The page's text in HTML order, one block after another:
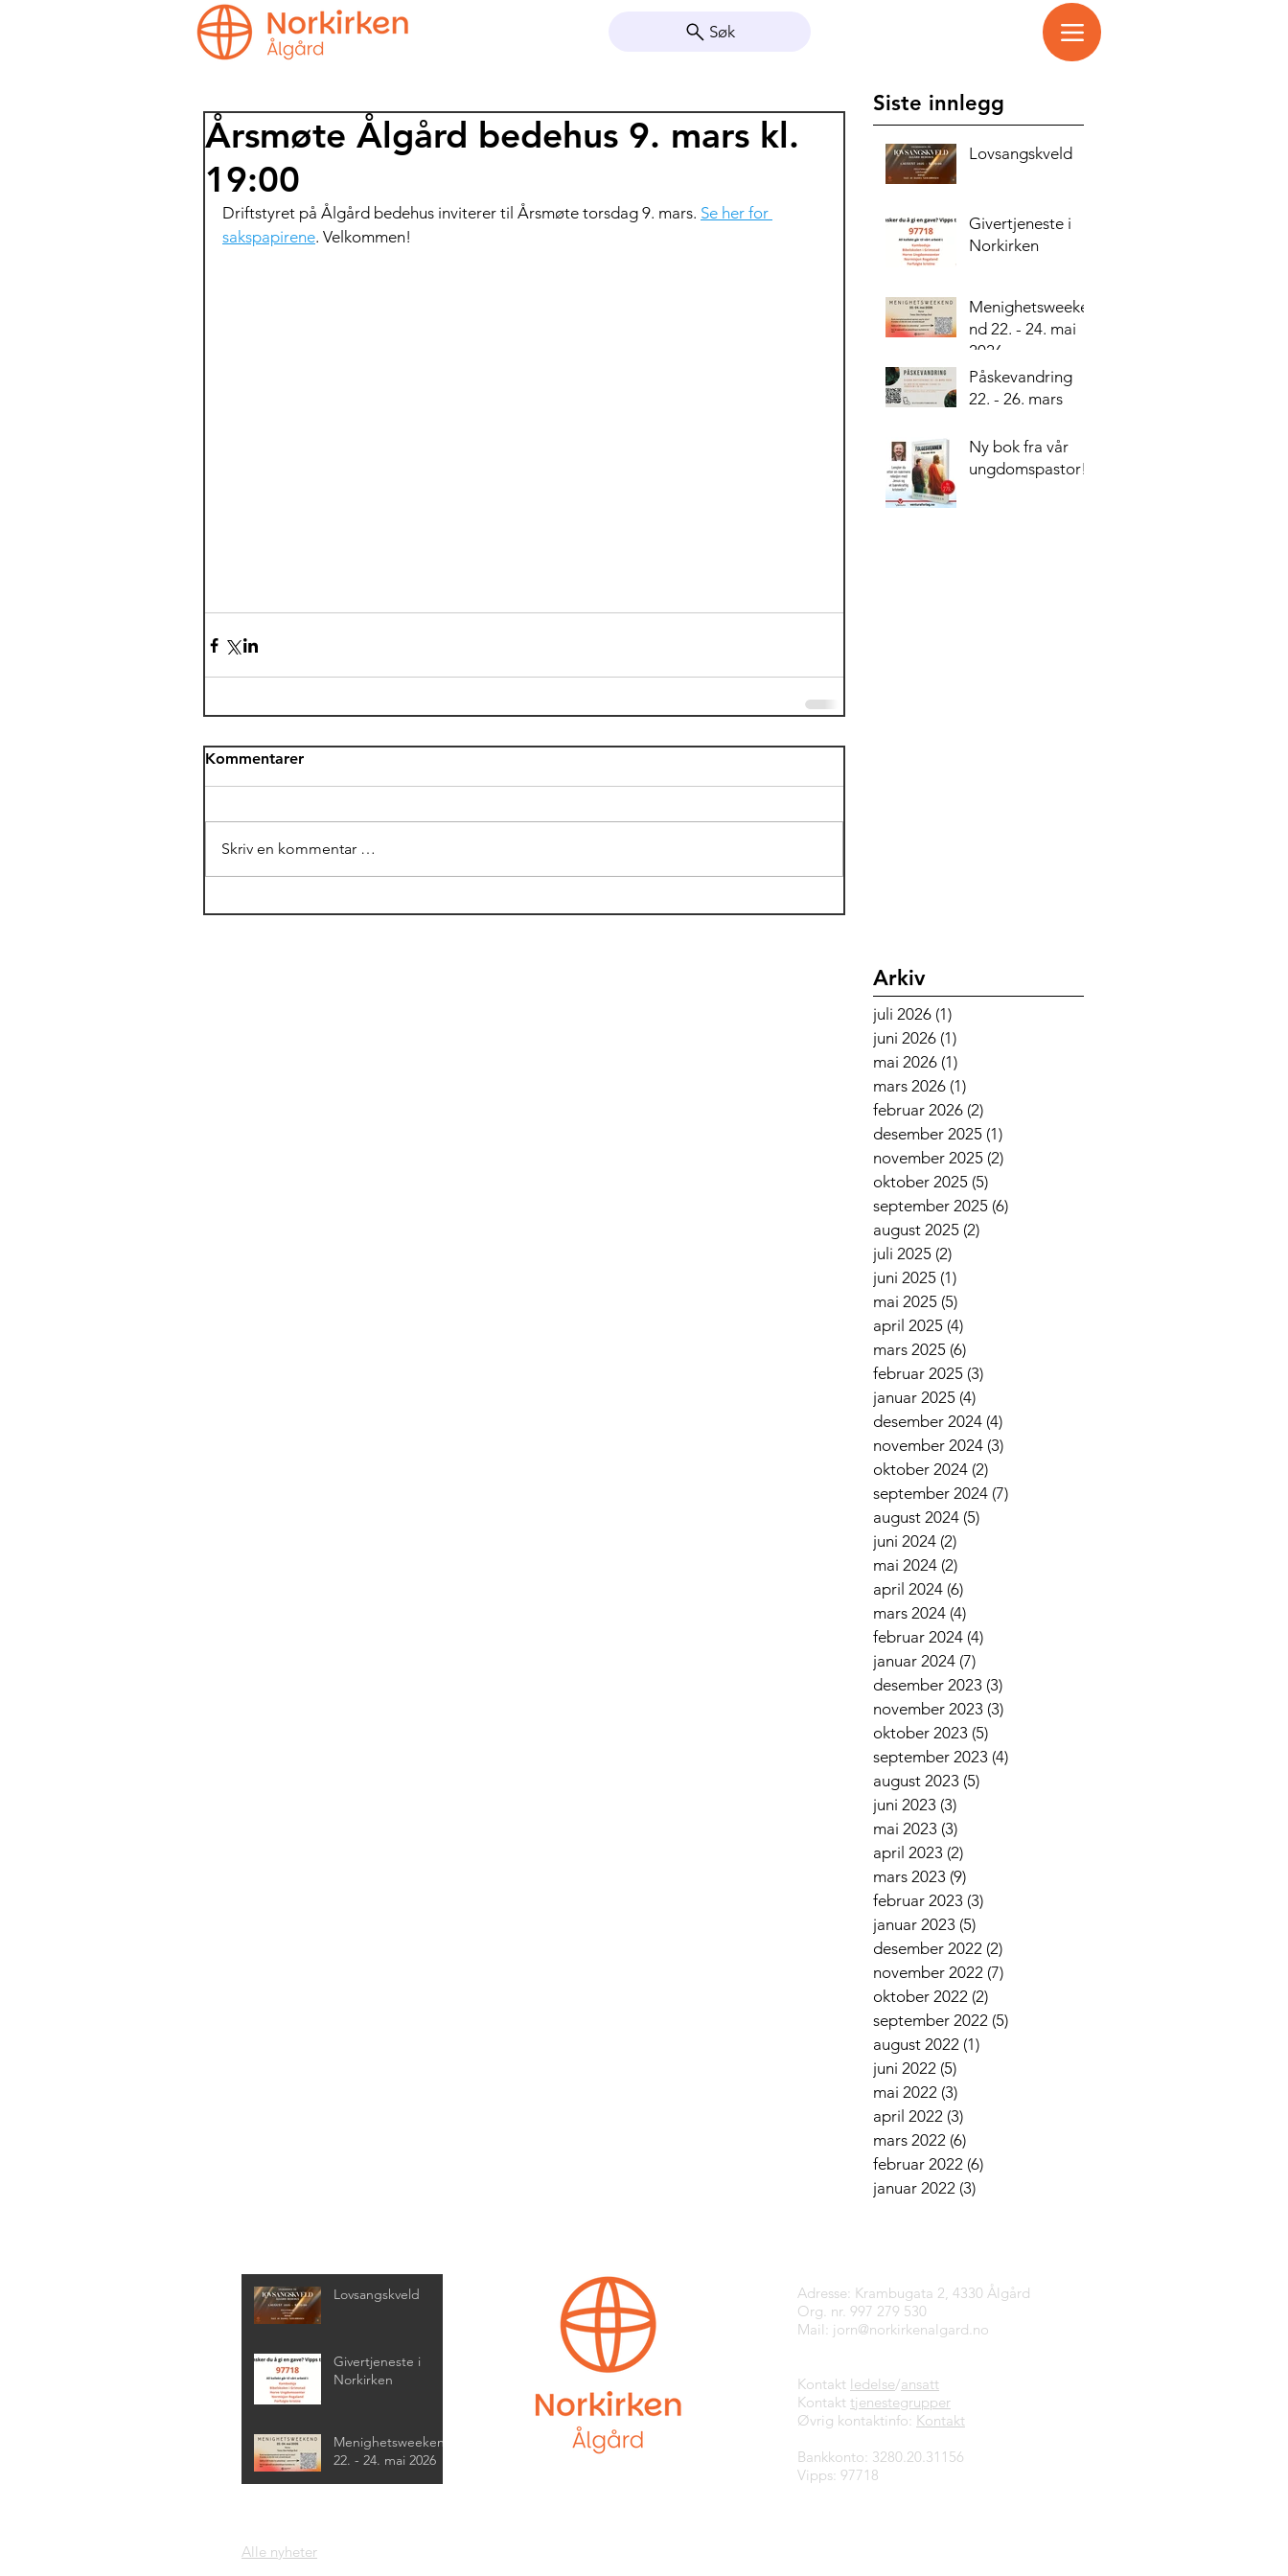
Søk
Årsmøte Ålgård bedehus 9. mars kl.
19:00
Driftstyret på Ålgård bedehus inviterer til Årsmøte torsdag 9. mars. Se her for
sakspapirene. Velkommen!
Kommentarer
Skriv en kommentar …
Siste innlegg
Lovsangskveld
Givertjeneste i
Norkirken
Menighetsweeke
nd 22. - 24. mai
2026
Påskevandring
22. - 26. mars
Ny bok fra vår
ungdomspastor!
Arkiv
juli 2026 (1)
juni 2026 (1)
mai 2026 (1)
mars 2026 (1)
februar 2026 (2)
desember 2025 (1)
november 2025 (2)
oktober 2025 (5)
september 2025 (6)
august 2025 (2)
juli 2025 (2)
juni 2025 (1)
mai 2025 (5)
april 2025 (4)
mars 2025 (6)
februar 2025 (3)
januar 2025 (4)
desember 2024 (4)
november 2024 (3)
oktober 2024 (2)
september 2024 (7)
august 2024 (5)
juni 2024 (2)
mai 2024 (2)
april 2024 (6)
mars 2024 (4)
februar 2024 (4)
januar 2024 (7)
desember 2023 (3)
november 2023 (3)
oktober 2023 (5)
september 2023 (4)
august 2023 (5)
juni 2023 (3)
mai 2023 (3)
april 2023 (2)
mars 2023 (9)
februar 2023 (3)
januar 2023 (5)
desember 2022 (2)
november 2022 (7)
oktober 2022 (2)
september 2022 (5)
august 2022 (1)
juni 2022 (5)
mai 2022 (3)
april 2022 (3)
mars 2022 (6)
februar 2022 (6)
januar 2022 (3)
Lovsangskveld
Givertjeneste i
Norkirken
Menighetsweekend
22. - 24. mai 2026
Adresse: Krambugata 2, 4330 Ålgård
Org. nr. 997 279 530
Mail: jorn@norkirkenalgard.no
Kontakt ledelse/ansatt
Kontakt tjenestegrupper
Øvrig kontaktinfo: Kontakt
Bankkonto: 3280.20.31156
Vipps: 97718
Alle nyheter